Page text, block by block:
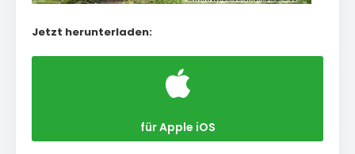
Jetzt herunterladen:
für Apple iOS